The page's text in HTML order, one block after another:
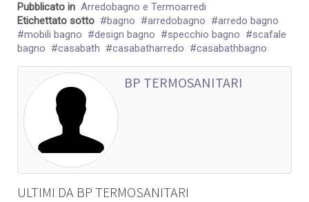
Pubblicato in Arredobagno e Termoarredi
Etichettato sotto
bagno arredobagno
arredo bagno
mobili bagno
design bagno specchio bagno
scafale
bagno
casabath casabatharredo casabathbagno
BP TERMOSANITARI
ULTIMI DA BP TERMOSANITARI